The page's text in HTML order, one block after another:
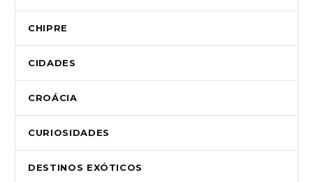
CHIPRE
CIDADES
CROÁCIA
CURIOSIDADES
DESTINOS EXÓTICOS